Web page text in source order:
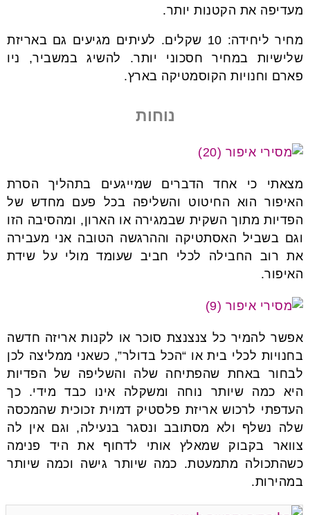
מעדיפה את הקטנות יותר.
מחיר ליחידה: 10 שקלים. לעיתים מגיעים גם באריזת
שלישיות במחיר חסכוני יותר. להשיג במשביר, ניו
פארם וחנויות הקוסמטיקה בארץ.
נוחות
מצאתי כי אחד הדברים שמייגעים בתהליך הסרת
האיפור הוא החיטוט והשליפה בכל פעם מחדש של
הפדיות מתוך השקית שבמגירה או הארון, ומהסיבה הזו
וגם בשביל האסתטיקה וההרגשה הטובה אני מעבירה
את רוב החבילה לכלי חביב שעומד מולי על שידת
האיפור.
אפשר להמיר כל צנצנצת סוכר או לקנות אריזה חדשה
בחנויות לכלי בית או “הכל בדולר”, כשאני ממליצה לכן
לבחור באחת שהפתיחה שלה והשליפה של הפדיות
היא כמה שיותר נוחה ומשקלה אינו כבד מידי. כך
העדפתי לרכוש אריזת פלסטיק דמוית זכוכית שהמכסה
שלה נשלף ולא מסתובב ונסגר בנעילה, וגם אין לה
צוואר בקבוק שמאלץ אותי לדחוף את היד פנימה
כשהתכולה מתמעטת. כמה שיותר גישה וכמה שיותר
במהירות.